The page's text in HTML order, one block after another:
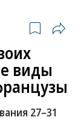
виды
27–31